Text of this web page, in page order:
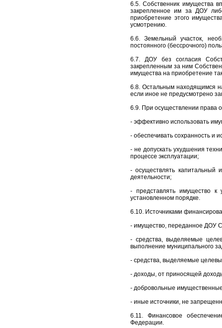
6.5. Собственник имущества
закрепленное им за ДОУ
приобретение этого
усмотрению.
6.6. Земельный участок,
постоянного (бессрочного)
6.7. ДОУ без согласия
закрепленным за ним
имущества на приобретение
6.8. Остальным находящимся
если иное не предусмотрено
6.9. При осуществлении права
- эффективно использовать
- обеспечивать сохранность и
- не допускать ухудшения
процессе эксплуатации;
- осуществлять капитальный
деятельности;
- представлять имущество к
установленном порядке.
6.10. Источниками
- имущество, переданное ДОУ
- средства, выделяемые
выполнение муниципального
- средства, выделяемые
- доходы, от приносящей
- добровольные
- иные источники, не
6.11. Финансовое
Федерации.